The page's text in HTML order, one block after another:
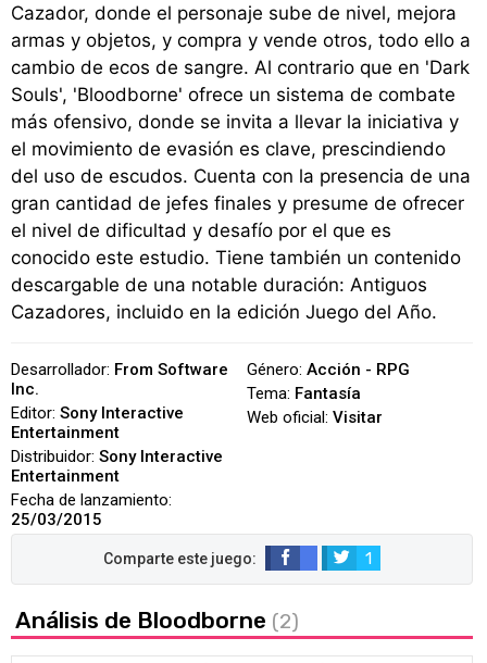
Cazador, donde el personaje sube de nivel, mejora
armas y objetos, y compra y vende otros, todo ello a
cambio de ecos de sangre. Al contrario que en 'Dark
Souls', 'Bloodborne' ofrece un sistema de combate
más ofensivo, donde se invita a llevar la iniciativa y
el movimiento de evasión es clave, prescindiendo
del uso de escudos. Cuenta con la presencia de una
gran cantidad de jefes finales y presume de ofrecer
el nivel de dificultad y desafío por el que es
conocido este estudio. Tiene también un contenido
descargable de una notable duración: Antiguos
Cazadores, incluido en la edición Juego del Año.
Desarrollador: From Software
Inc.
Editor: Sony Interactive
Entertainment
Distribuidor: Sony Interactive
Entertainment
Fecha de lanzamiento:
25/03/2015
Género: Acción - RPG
Tema: Fantasía
Web oficial: Visitar
1
Análisis de Bloodborne (2)